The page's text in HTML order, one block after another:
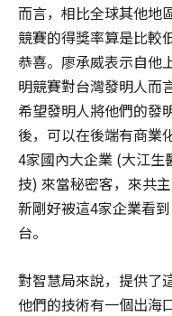
而言，相比全球其他地
競賽的得獎率算是比較
恭喜。廖承威表示自他
明競賽對台灣發明人而
希望發明人將他們的發
後，可以在後端有商業
4家國內大企業 (大江生
技) 來當秘密客，來共
新剛好被這4家企業看
台。
對智慧局來說，提供了
他們的技術有一個出海